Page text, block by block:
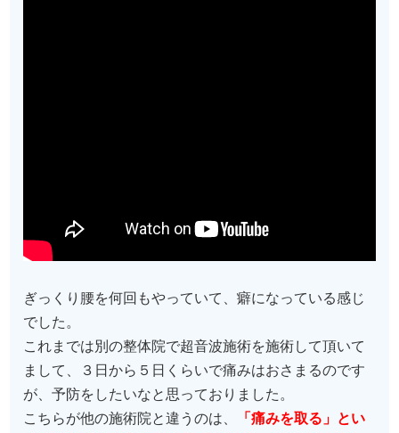
ぎっくり腰を何回もやっていて、癖になっている感じ
でした。
これまでは別の整体院で超音波施術を施術して頂いて
まして、３日から５日くらいで痛みはおさまるのです
が、予防をしたいなと思っておりました。
こちらが他の施術院と違うのは、
「痛みを取る」とい